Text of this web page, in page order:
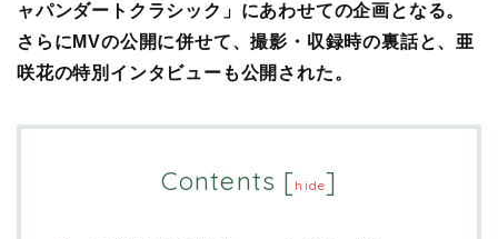
ャパンダートクラシック」にあわせての企画となる。
さらにMVの公開に併せて、撮影・収録時の裏話と、亜
咲花の特別インタビューも公開された。
Contents [hide]